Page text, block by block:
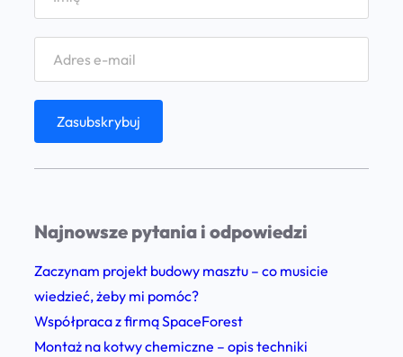
ć
m
s
e
p
i
e
Najnowsze pytania i odpowiedzi
Zaczynam projekt budowy masztu – co musicie
wiedzieć, żeby mi pomóc?
Współpraca z firmą SpaceForest
Montaż na kotwy chemiczne – opis techniki